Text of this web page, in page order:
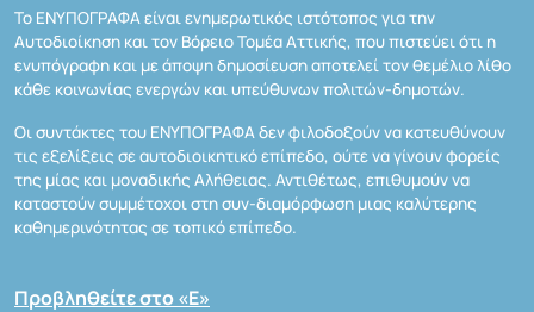
Το ΕΝΥΠΟΓΡΑΦΑ είναι ενημερωτικός ιστότοπος για την
Αυτοδιοίκηση και τον Βόρειο Τομέα Αττικής, που πιστεύει ότι η
ενυπόγραφη και με άποψη δημοσίευση αποτελεί τον θεμέλιο λίθο
κάθε κοινωνίας ενεργών και υπεύθυνων πολιτών-δημοτών.
Οι συντάκτες του ΕΝΥΠΟΓΡΑΦΑ δεν φιλοδοξούν να κατευθύνουν
τις εξελίξεις σε αυτοδιοικητικό επίπεδο, ούτε να γίνουν φορείς
της μίας και μοναδικής Αλήθειας. Αντιθέτως, επιθυμούν να
καταστούν συμμέτοχοι στη συν-διαμόρφωση μιας καλύτερης
καθημερινότητας σε τοπικό επίπεδο.
Προβληθείτε στο «Ε»